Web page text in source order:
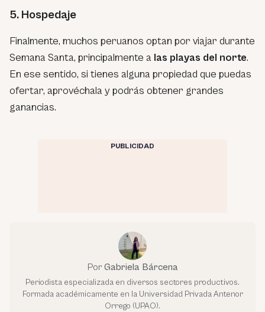
5. Hospedaje
Finalmente, muchos peruanos optan por viajar durante
Semana Santa, principalmente a las playas del norte.
En ese sentido, si tienes alguna propiedad que puedas
ofertar, aprovéchala y podrás obtener grandes
ganancias.
PUBLICIDAD
Por Gabriela Bárcena
Periodista especializada en diversos sectores productivos.
Formada académicamente en la Universidad Privada Antenor
Orrego (UPAO).